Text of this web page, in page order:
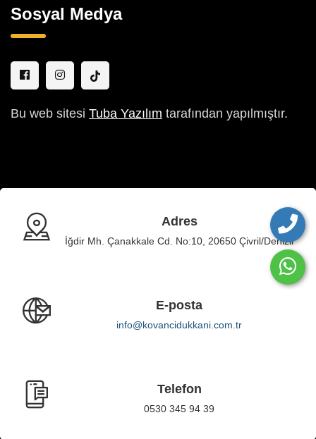
Sosyal Medya
Bu web sitesi Tuba Yazılım tarafından yapılmıştır.
Adres
İğdir Mh. Çanakkale Cd. No:10, 20650 Çivril/Denizli
E-posta
info@kovancidukkani.com.tr
Telefon
0530 345 94 39